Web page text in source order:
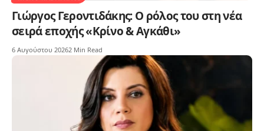
Γιώργος Γεροντιδάκης: Ο ρόλος του στη νέα
σειρά εποχής «Κρίνο & Αγκάθι»
6 Αυγούστου 20262 Min Read